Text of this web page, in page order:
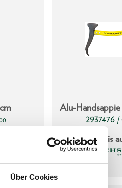
Über Cookies
Alu-
2937476 /
Preis